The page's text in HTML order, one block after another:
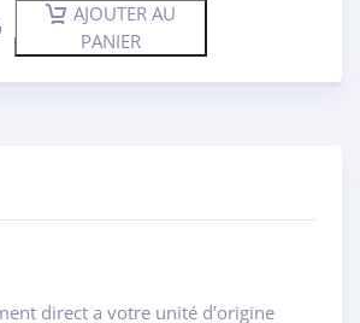
AJOUTER AU
PANIER
direct a votre unité d’origine